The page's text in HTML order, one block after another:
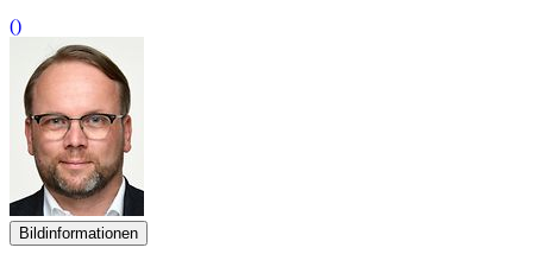
()
Bildinformationen